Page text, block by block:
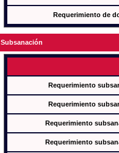
Requerimiento de
Subsanación
Requerimiento
Requerimiento
Requerimiento
Requerimiento